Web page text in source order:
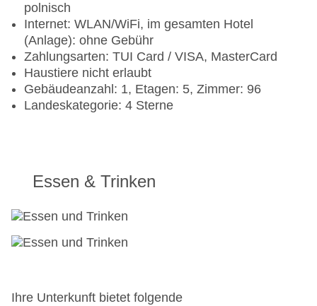
polnisch
Internet: WLAN/WiFi, im gesamten Hotel
(Anlage): ohne Gebühr
Zahlungsarten: TUI Card / VISA, MasterCard
Haustiere nicht erlaubt
Gebäudeanzahl: 1, Etagen: 5, Zimmer: 96
Landeskategorie: 4 Sterne
Essen & Trinken
Ihre Unterkunft bietet folgende